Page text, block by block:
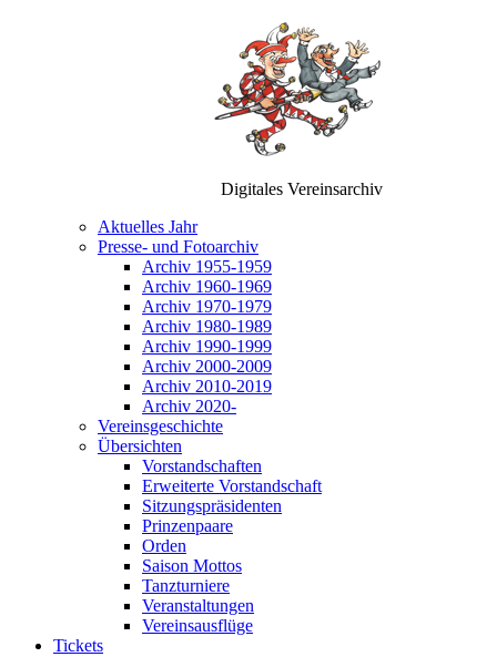
Digitales Vereinsarchiv
Aktuelles Jahr
Presse- und Fotoarchiv
Archiv 1955-1959
Archiv 1960-1969
Archiv 1970-1979
Archiv 1980-1989
Archiv 1990-1999
Archiv 2000-2009
Archiv 2010-2019
Archiv 2020-
Vereinsgeschichte
Übersichten
Vorstandschaften
Erweiterte Vorstandschaft
Sitzungspräsidenten
Prinzenpaare
Orden
Saison Mottos
Tanzturniere
Veranstaltungen
Vereinsausflüge
Tickets